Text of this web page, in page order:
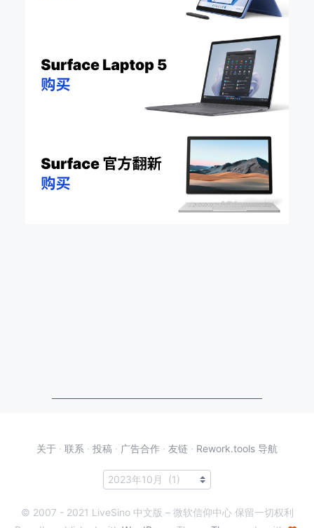
关于 · 联系 · 投稿 · 广告合作 · 友链 · Rework.tools 导航
© 2007 - 2021 LiveSino 中文版 – 微软信仰中心 保留一切权利